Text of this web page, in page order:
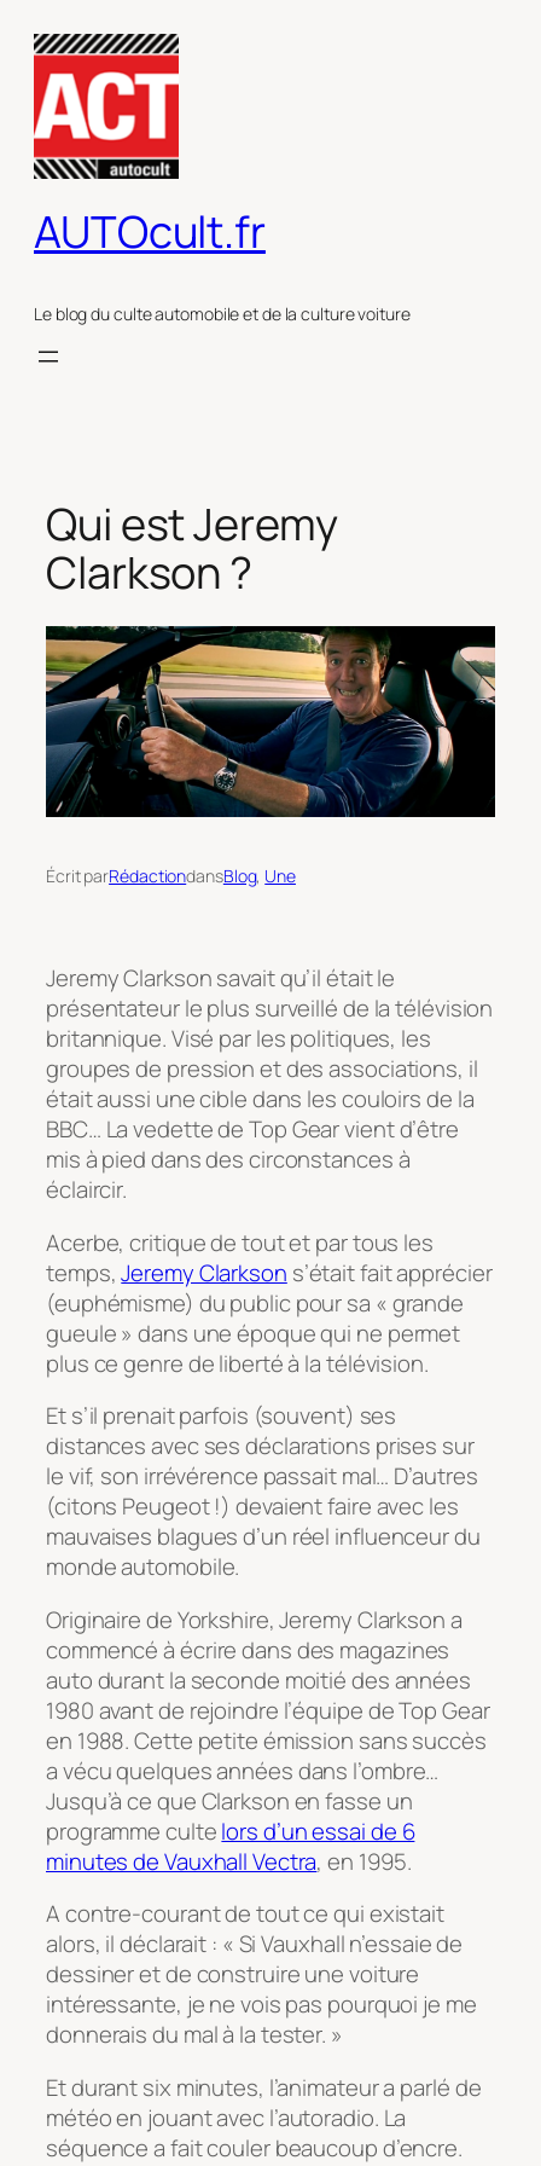
contenu
AUTOcult.fr
Le blog du culte automobile et de la culture voiture
Qui est Jeremy
Clarkson ?
Écrit parRédactiondansBlog, Une
Jeremy Clarkson savait qu’il était le
présentateur le plus surveillé de la télévision
britannique. Visé par les politiques, les
groupes de pression et des associations, il
était aussi une cible dans les couloirs de la
BBC… La vedette de Top Gear vient d’être
mis à pied dans des circonstances à
éclaircir.
Acerbe, critique de tout et par tous les
temps,Jeremy Clarkson s’était fait apprécier
(euphémisme) du public pour sa « grande
gueule » dans une époque qui ne permet
plus ce genre de liberté à la télévision.
Et s’il prenait parfois (souvent) ses
distances avec ses déclarations prises sur
le vif, son irrévérence passait mal… D’autres
(citons Peugeot !) devaient faire avec les
mauvaises blagues d’un réel influenceur du
monde automobile.
Originaire de Yorkshire, Jeremy Clarkson a
commencé à écrire dans des magazines
auto durant la seconde moitié des années
1980 avant de rejoindre l’équipe de Top Gear
en 1988. Cette petite émission sans succès
a vécu quelques années dans l’ombre…
Jusqu’à ce que Clarkson en fasse un
programme cultelors d’un essai de 6
minutes de Vauxhall Vectra, en 1995.
A contre-courant de tout ce qui existait
alors, il déclarait : « Si Vauxhall n’essaie de
dessiner et de construire une voiture
intéressante, je ne vois pas pourquoi je me
donnerais du mal à la tester. »
Et durant six minutes, l’animateur a parlé de
météo en jouant avec l’autoradio. La
séquence a fait couler beaucoup d’encre.